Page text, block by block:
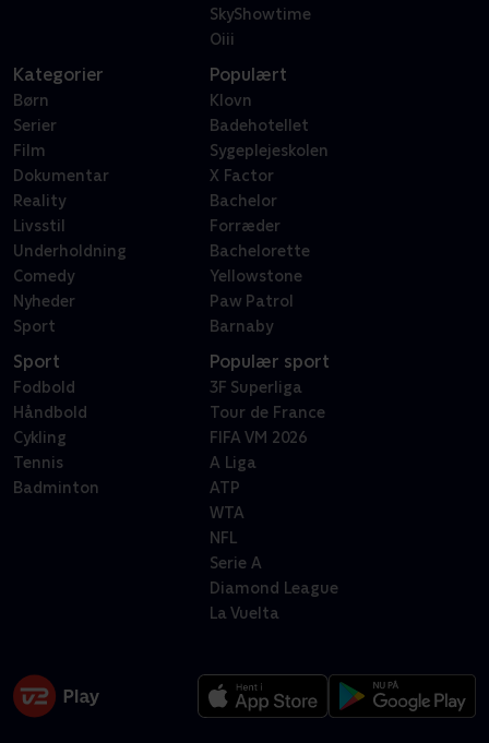
SkyShowtime
Oiii
Kategorier
Børn
Serier
Film
Dokumentar
Reality
Livsstil
Underholdning
Comedy
Nyheder
Sport
Populært
Klovn
Badehotellet
Sygeplejeskolen
X Factor
Bachelor
Forræder
Bachelorette
Yellowstone
Paw Patrol
Barnaby
Sport
Fodbold
Håndbold
Cykling
Tennis
Badminton
Populær sport
3F Superliga
Tour de France
FIFA VM 2026
A Liga
ATP
WTA
NFL
Serie A
Diamond League
La Vuelta